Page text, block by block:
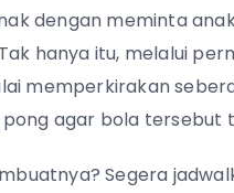
dengan meminta
hanya itu, melalui
memperkirakan
agar bola tersebut
Segera